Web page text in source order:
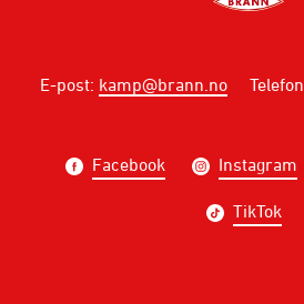
E-post: kamp@brann.no Telefon
Facebook Instagram
TikTok